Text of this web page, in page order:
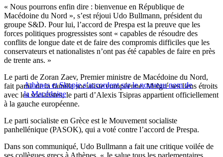
« Nous pourrons enfin dire : bienvenue en République de
Macédoine du Nord », s’est réjoui Udo Bullmann, président du
groupe S&D. Pour lui, l’accord de Prespa est la preuve que les
forces politiques progressistes sont « capables de résoudre des
conflits de longue date et de faire des compromis difficiles que les
conservateurs et nationalistes n’ont pas été capables de faire en près
de trente ans. »
Athènes et Skopje s’accordent sur le nouveau nom de
la Macédoine
Le parti de Zoran Zaev, Premier ministre de Macédoine du Nord,
fait partie de la famille socialiste européenne. Malgré ses liens étroits
avec les socialistes, le parti d’Alexis Tsipras appartient officiellement
à la gauche européenne.
Le parti socialiste en Grèce est le Mouvement socialiste
panhellénique (PASOK), qui a voté contre l’accord de Prespa.
Dans son communiqué, Udo Bullmann a fait une critique voilée de